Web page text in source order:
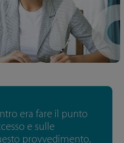
era fare il punto
e sulle
provvedimento,